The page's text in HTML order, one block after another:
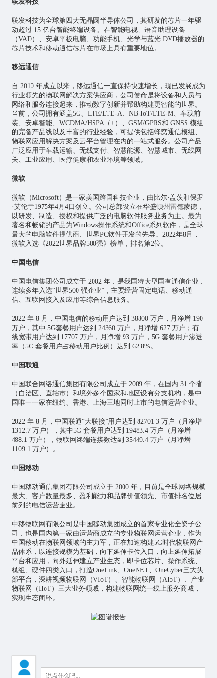
联发科技
联发科技为全球第四大无晶圆半导体公司，其研发的芯片一年驱
动超过 15 亿台智能终端设备。在智能电视、语音助理设备
（VAD）、安卓平板电脑、功能手机、光学与蓝光 DVD播放器的
芯片技术和移动通信芯片在市场上具有重要地位。
移远通信
自 2010 年成立以来，移远通信一直保持快速增长，现已发展成为
行业领先的物联网解决方案供应商，公司使命是将设备和人员与
网络和服务连接起来，推动数字创新并帮助构建更智能的世界。
当前，公司拥有涵盖5G、LTE/LTE-A、NB-IoT/LTE-M、车载前
装、安卓智能、WCDMA/HSPA（+）、GSM/GPRS和 GNSS 模组
的完备产品线以及丰富的行业经验，可提供包括蜂窝通信模组、
物联网应用解决方案及云平台管理在内的一站式服务。公司产品
广泛应用于车载运输、无线支付、智慧能源、 智慧城市、无线网
关、工业应用、医疗健康和农业环境等领域。
微软
微软（Microsoft）是一家美国跨国科技企业，由比尔·盖茨和保罗
·艾伦于1975年4月4日创立。公司总部设立在华盛顿州雷德蒙德，
以研发、制造、授权和提供广泛的电脑软件服务业务为主。最为
著名和畅销的产品为Windows操作系统和Office系列软件，是全球
最大的电脑软件提供商、世界PC软件开发的先导。2022年8月，
微软入选《2022世界品牌500强》榜单，排名第2位。
中国电信
中国电信集团公司成立于 2002 年，是我国特大型国有通信企业，
连续多年入选“世界500 强企业”，主要经营固定电话、移动通
信、互联网接入及应用等综合信息服务。
2022 年 8 月，中国电信的移动用户达到 38800 万户，月净增 190
万户，其中 5G套餐用户达到 24360 万户，月净增 627 万户；有
线宽带用户达到 17707 万户，月净增 93 万户，5G 套餐用户渗透
率（5G 套餐用户占移动用户比例）达到 62.8%。
中国联通
中国联合网络通信集团有限公司成立于 2009 年，在国内 31 个省
（自治区、直辖市）和境外多个国家和地区设有分支机构，是中
国唯一一家在纽约、香港、上海三地同时上市的电信运营企业。
2022 年 8 月，中国联通“大联接”用户达到 82701.3 万户（月净增
1312.7 万户），其中5G 套餐用户达到 19483.4 万户（月净增
488.1 万户），物联网终端连接数达到 35449.4 万户（月净增
1109.1 万户）。
中国移动
中国移动通信集团有限公司成立于 2000 年，目前是全球网络规模
最大、客户数量最多、盈利能力和品牌价值领先、市值排名位居
前列的电信运营企业。
中移物联网有限公司是中国移动集团成立的首家专业化全资子公
司，也是国内第一家由运营商成立的专业物联网运营企业，作为
中国移动在物联网领域的主力军，正在加速构建5G时代物联网产
品体系，以连接规模为基础，向下延伸卡位入口，向上延伸拓展
平台和应用，向外延伸建立产业生态，即卡位芯片、操作系统、
模组、硬件四类入口，打造OneLink、OneNET、OneCyber三大头
部平台，深耕视频物联网（VIoT）、智能物联网（AIoT）、产业
物联网（IIoT）三大业务领域，构建物联网统一线上服务商城，
实现生态闭环。